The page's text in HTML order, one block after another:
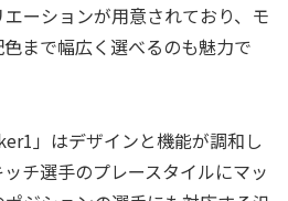
ーションが用意されており、モ
まで幅広く選べるのも魅力で
」はデザインと機能が調和し
チ選手のプレースタイルにマッ